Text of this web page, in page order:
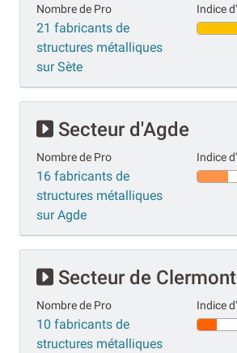
Nombre de Pro
21 fabricants de
structures métalliques
sur Sète
Indice
Secteur d'Agde
Nombre de Pro
16 fabricants de
structures métalliques
sur Agde
Indice
Secteur de
Nombre de Pro
10 fabricants de
structures métalliques
Indice